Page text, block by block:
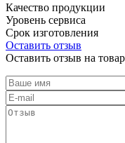
Качество продукции
Уровень сервиса
Срок изготовления
Оставить отзыв
Оставить отзыв на